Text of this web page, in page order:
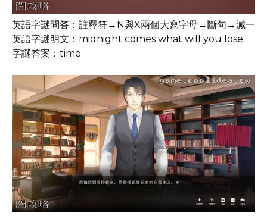
英語字謎問答：註釋符→N與X兩個大寫字母→斷句→減一
英語字謎明文：midnight comes what will you lose
字謎答案：time